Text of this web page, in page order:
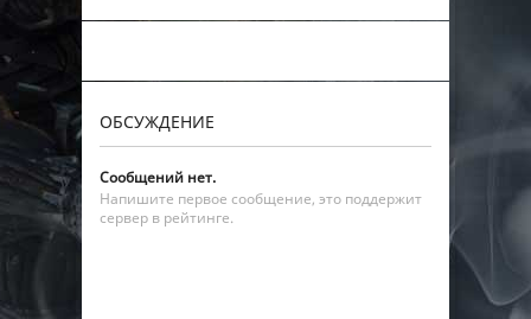
ОБСУЖДЕНИЕ
Сообщений нет.
Напишите первое сообщение, это поддержит
сервер в рейтинге.